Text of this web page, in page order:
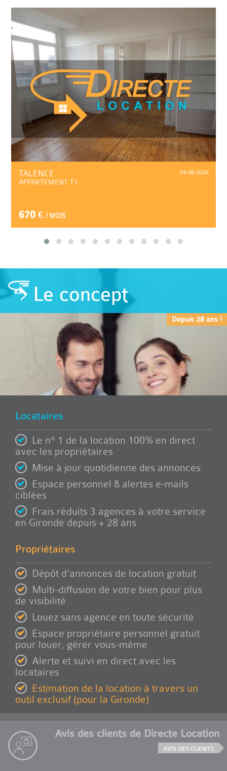
04-08-2026
TALENCE
APPARTEMENT T1
670 € / MOIS
Le concept
Depuis 28 ans !
Locataires
Le n° 1 de la location 100% en direct
avec les propriétaires
Mise à jour quotidienne des annonces
Espace personnel & alertes e-mails
ciblées
Frais réduits 3 agences à votre service
en Gironde depuis + 28 ans
Propriétaires
Dépôt d’annonces de location gratuit
Multi-diffusion de votre bien pour plus
de visibilité
Louez sans agence en toute sécurité
Espace propriétaire personnel gratuit
pour louer, gérer vous-même
Alerte et suivi en direct avec les
locataires
Estimation de la location à travers un
outil exclusif (pour la Gironde)
Avis des clients de Directe Location
AVIS DES CLIENTS